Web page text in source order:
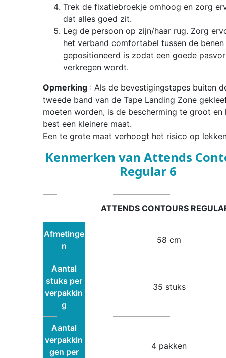
Trek de fixatiebroekje omhoog en zorg
dat alles goed zit.
Leg de persoon op zijn/haar rug. Zorg
het verband comfortabel tussen de benen
gepositioneerd is zodat een goede
verkregen wordt.
Opmerking: Als de bevestigingstapes buiten
tweede band van de Tape Landing Zone
moeten worden, is de bescherming te groot en
best een kleinere maat.
Een te grote maat verhoogt het risico op
Kenmerken van Attends
Regular 6
ATTENDS CONTOURS
Afmetinge
n
58 cm
Aantal
stuks per
verpakkin
g
35 stuks
Aantal
verpakkin
gen per
4 pakken